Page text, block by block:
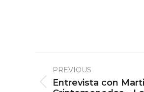
navigation
PREVIOUS
Previous
Entrevista con